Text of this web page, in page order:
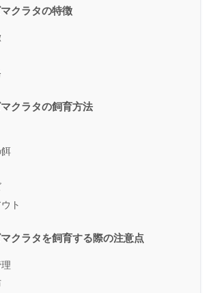
クラタの特徴
クラタの飼育方法
ト
クラタを飼育する際の注意点